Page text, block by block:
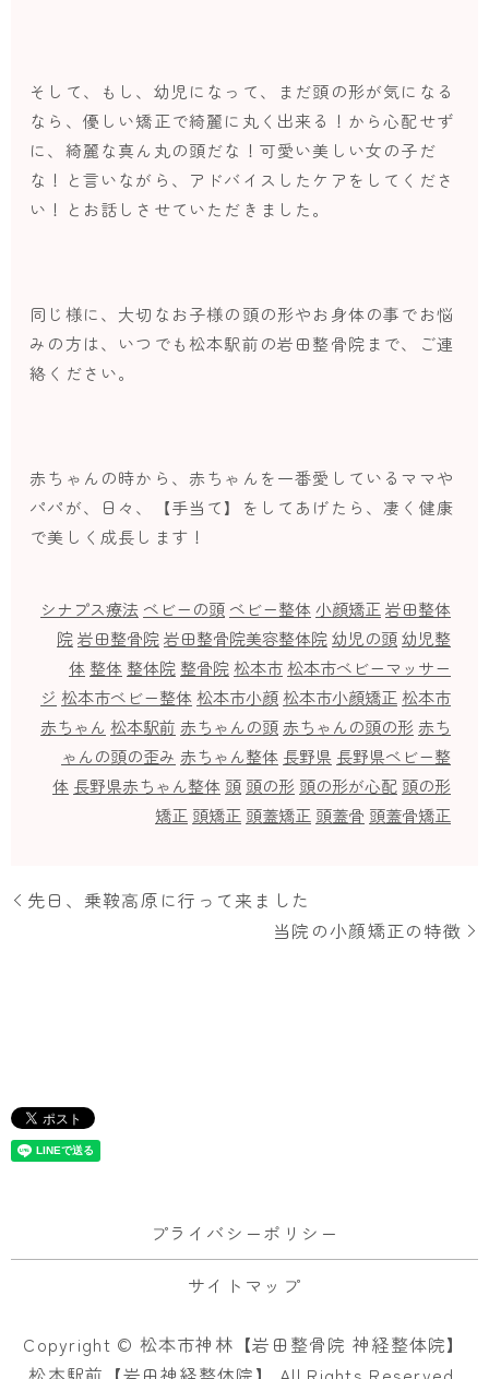
そして、もし、幼児になって、まだ頭の形が気になる
なら、優しい矯正で綺麗に丸く出来る！から心配せず
に、綺麗な真ん丸の頭だな！可愛い美しい女の子だ
な！と言いながら、アドバイスしたケアをしてくださ
い！とお話しさせていただきました。
同じ様に、大切なお子様の頭の形やお身体の事でお悩
みの方は、いつでも松本駅前の岩田整骨院まで、ご連
絡ください。
赤ちゃんの時から、赤ちゃんを一番愛しているママや
パパが、日々、【手当て】をしてあげたら、凄く健康
で美しく成長します！
シナプス療法 ベビーの頭 ベビー整体小顔矯正岩田整体
院岩田整骨院岩田整骨院美容整体院幼児の頭幼児整
体 整体 整体院 整骨院松本市松本市ベビーマッサー
ジ 松本市ベビー整体松本市小顔松本市小顔矯正松本市
赤ちゃん 松本駅前 赤ちゃんの頭赤ちゃんの頭の形赤ち
ゃんの頭の歪み 赤ちゃん整体 長野県 長野県ベビー整
体 長野県赤ちゃん整体 頭 頭の形 頭の形が心配 頭の形
矯正 頭矯正 頭蓋矯正 頭蓋骨 頭蓋骨矯正
先日、乗鞍高原に行って来ました
当院の小顔矯正の特徴
プライバシーポリシー
サイトマップ
Copyright © 松本市神林【岩田整骨院 神経整体院】